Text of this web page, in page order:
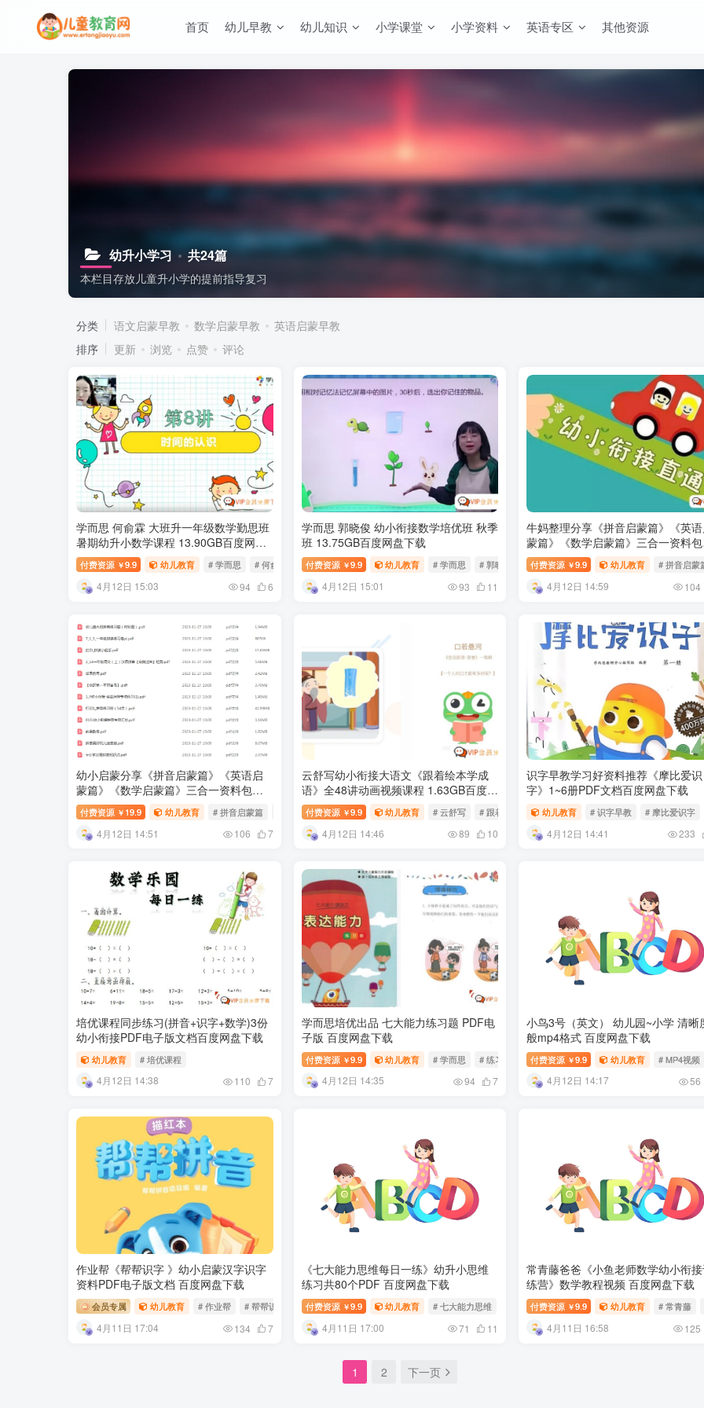
首页 幼儿早教 幼儿知识 小学课堂 小学资料 英语专区 其他资源
幼升小学习 共24篇
本栏目存放儿童升小学的提前指导复习
分类 语文启蒙早教 数学启蒙早教
英语启蒙早教
排序
更新 浏览 点赞 评论
学而思 何俞霖 大班升一年级数学勤思班
暑期幼升小数学课程 13.90GB百度网盘
下载
付费资源 ￥9.9 幼儿教育 # 学而思 # 何俞霖
4月12日 15:03 94 6
学而思 郭晓俊 幼小衔接数学培优班 秋季
班 13.75GB百度网盘下载
付费资源 ￥9.9 幼儿教育 # 学而思 # 郭晓俊 # 数学培优班
4月12日 15:01 93 11
牛妈整理分享《拼音启蒙篇》《英
蒙篇》《数学启蒙篇》三合一资料
度网盘下载
付费资源 ￥9.9 幼儿教育 # 拼音启蒙
4月12日 14:59 104
幼小启蒙分享《拼音启蒙篇》《英语启
蒙篇》《数学启蒙篇》三合一资料包百
度网盘下载
付费资源 ￥ 19.9 幼儿教育 # 拼音启蒙篇 # 英语启蒙篇 # 数学启蒙篇
4月12日 14:51 106 7
云舒写幼小衔接大语文《跟着绘本学成
语》全48讲动画视频课程 1.63GB百度网
盘下载
付费资源 ￥9.9 幼儿教育 # 云舒写 # 跟着绘本学成语
4月12日 14:46 89 10
识字早教学习好资料推荐《摩比爱识
字》1~6册PDF文档百度网盘下载
幼儿教育 # 识字早教 # 摩比爱识字
4月12日 14:41 233
培优课程同步练习(拼音+识字+数学)3份
幼小衔接PDF电子版文档百度网盘下载
幼儿教育 # 培优课程
4月12日 14:38 110 7
学而思培优出品 七大能力练习题 PDF电
子版 百度网盘下载
付费资源 ￥9.9 幼儿教育 # 学而思 # 练习题
4月12日 14:35 94 7
小鸟3号（英文） 幼儿园~小学 清晰
般mp4格式 百度网盘下载
付费资源 ￥9.9 幼儿教育 # MP4视频
4月12日 14:17 56
作业帮《帮帮识字 》幼小启蒙汉字识字
资料PDF电子版文档 百度网盘下载
会员专属 幼儿教育 # 作业帮 # 帮帮识字 # 汉字识字
4月11日 17:04 134 7
《七大能力思维每日一练》幼升小思维
练习共80个PDF 百度网盘下载
付费资源 ￥9.9 幼儿教育 # 七大能力思维 # 每日一练
4月11日 17:00 71 11
常青藤爸爸《小鱼老师数学幼小衔
练营》数学教程视频 百度网盘下载
付费资源 ￥9.9 幼儿教育 # 常青藤
4月11日 16:58 125
1 2 下一页